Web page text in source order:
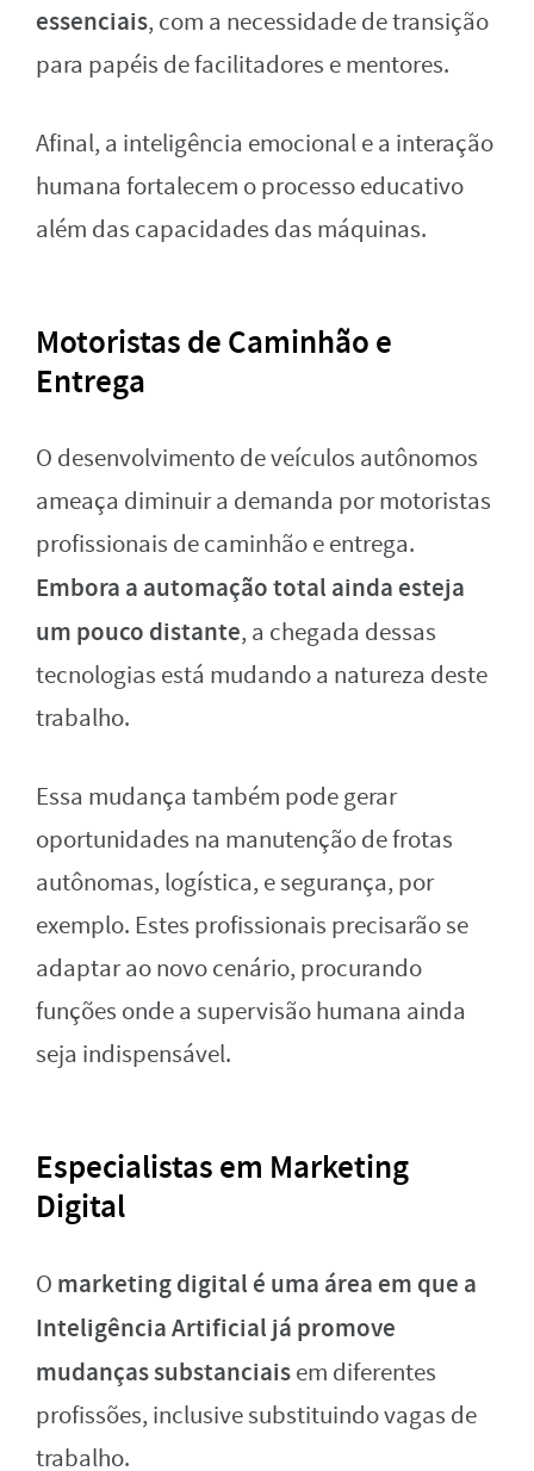
essenciais, com a necessidade de transição
para papéis de facilitadores e mentores.
Afinal, a inteligência emocional e a interação
humana fortalecem o processo educativo
além das capacidades das máquinas.
Motoristas de Caminhão e
Entrega
O desenvolvimento de veículos autônomos
ameaça diminuir a demanda por motoristas
profissionais de caminhão e entrega.
Embora a automação total ainda esteja
um pouco distante, a chegada dessas
tecnologias está mudando a natureza deste
trabalho.
Essa mudança também pode gerar
oportunidades na manutenção de frotas
autônomas, logística, e segurança, por
exemplo. Estes profissionais precisarão se
adaptar ao novo cenário, procurando
funções onde a supervisão humana ainda
seja indispensável.
Especialistas em Marketing
Digital
O marketing digital é uma área em que a
Inteligência Artificial já promove
mudanças substanciaisem diferentes
profissões, inclusive substituindo vagas de
trabalho.